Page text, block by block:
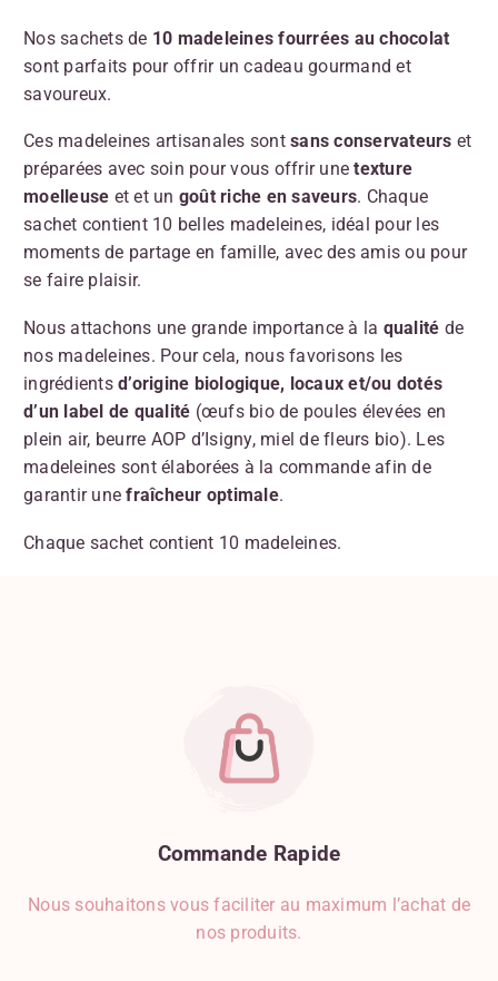
Nos sachets de 10 madeleines fourrées au chocolat
sont parfaits pour offrir un cadeau gourmand et
savoureux.
Ces madeleines artisanales sont sans conservateurs et
préparées avec soin pour vous offrir unetexture
moelleuse et et un goût riche en saveurs. Chaque
sachet contient 10 belles madeleines, idéal pour les
moments de partage en famille, avec des amis ou pour
se faire plaisir.
Nous attachons une grande importance à la qualité de
nos madeleines. Pour cela, nous favorisons les
ingrédients d’origine biologique, locaux et/ou dotés
d’un label de qualité (œufs bio de poules élevées en
plein air, beurre AOP d’Isigny, miel de fleurs bio). Les
madeleines sont élaborées à la commande afin de
garantir unefraîcheur optimale.
Chaque sachet contient 10 madeleines.
Commande Rapide
Nous souhaitons vous faciliter au maximum l’achat de
nos produits.